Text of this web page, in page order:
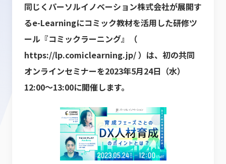
同じくパーソルイノベーション株式会社が展開す
るe-Learningにコミック教材を活用した研修ツ
ール『コミックラーニング』（
https://lp.comiclearning.jp/）は、初の共同
オンラインセミナーを2023年5月24日（水）
12:00～13:00に開催します。